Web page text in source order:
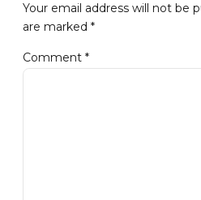
Your email address will not be
are marked *
Comment *